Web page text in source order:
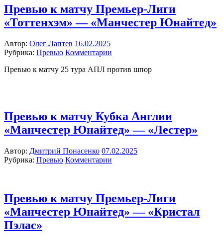
Превью к матчу Премьер-Лиги
«Тоттенхэм» — «Манчестер Юнайтед»
Автор: Олег Лаптев 16.02.2025
Рубрика: Превью Комментарии
Превью к матчу 25 тура АПЛ против шпор
Превью к матчу Кубка Англии
«Манчестер Юнайтед» — «Лестер»
Автор: Дмитрий Понасенко 07.02.2025
Рубрика: Превью Комментарии
Превью к матчу Премьер-Лиги
«Манчестер Юнайтед» — «Кристал
Пэлас»